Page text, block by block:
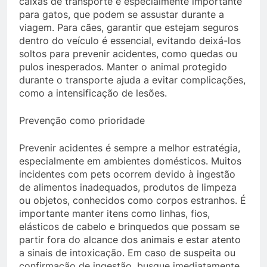
para gatos, que podem se assustar durante a
viagem. Para cães, garantir que estejam seguros
dentro do veículo é essencial, evitando deixá-los
soltos para prevenir acidentes, como quedas ou
pulos inesperados. Manter o animal protegido
durante o transporte ajuda a evitar complicações,
como a intensificação de lesões.
Prevenção como prioridade
Prevenir acidentes é sempre a melhor estratégia,
especialmente em ambientes domésticos. Muitos
incidentes com pets ocorrem devido à ingestão
de alimentos inadequados, produtos de limpeza
ou objetos, conhecidos como corpos estranhos. É
importante manter itens como linhas, fios,
elásticos de cabelo e brinquedos que possam se
partir fora do alcance dos animais e estar atento
a sinais de intoxicação. Em caso de suspeita ou